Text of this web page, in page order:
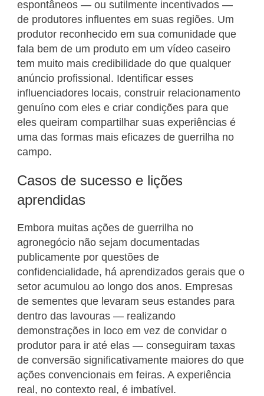
espontâneos — ou sutilmente incentivados —
de produtores influentes em suas regiões. Um
produtor reconhecido em sua comunidade que
fala bem de um produto em um vídeo caseiro
tem muito mais credibilidade do que qualquer
anúncio profissional. Identificar esses
influenciadores locais, construir relacionamento
genuíno com eles e criar condições para que
eles queiram compartilhar suas experiências é
uma das formas mais eficazes de guerrilha no
campo.
Casos de sucesso e lições
aprendidas
Embora muitas ações de guerrilha no
agronegócio não sejam documentadas
publicamente por questões de
confidencialidade, há aprendizados gerais que o
setor acumulou ao longo dos anos. Empresas
de sementes que levaram seus estandes para
dentro das lavouras — realizando
demonstrações in loco em vez de convidar o
produtor para ir até elas — conseguiram taxas
de conversão significativamente maiores do que
ações convencionais em feiras. A experiência
real, no contexto real, é imbatível.